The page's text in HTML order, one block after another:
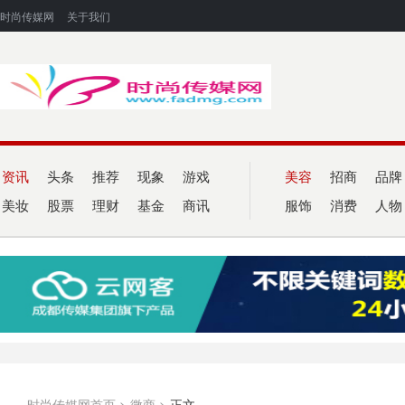
时尚传媒网 关于我们
资讯 头条 推荐 现象 游戏
美妆 股票 理财 基金 商讯
美容 招商 品牌
服饰 消费 人物